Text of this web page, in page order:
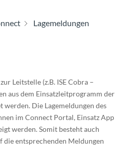
Lagemeldungen
Leitstelle (z.B. ISE Cobra –
aus dem Einsatzleitprogramm der
werden. Die Lagemeldungen des
im Connect Portal, Einsatz App
werden. Somit besteht auch
entsprechenden Meldungen